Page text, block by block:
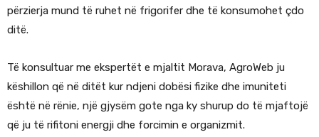
përzierja mund të ruhet në frigorifer dhe të konsumohet çdo
ditë.
Të konsultuar me ekspertët e mjaltit Morava, AgroWeb ju
këshillon që në ditët kur ndjeni dobësi fizike dhe imuniteti
është në rënie, një gjysëm gote nga ky shurup do të mjaftojë
që ju të rifitoni energji dhe forcimin e organizmit.